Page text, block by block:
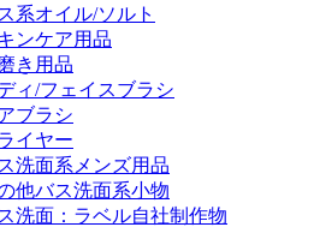
系オイル/ソルト
ンケア用品
き用品
ィ/フェイスブラシ
ブラシ
イヤー
洗面系メンズ用品
他バス洗面系小物
洗面：ラベル自社制作物